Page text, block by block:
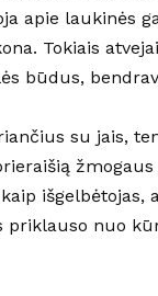
apie laukinės
Tokiais
būdus,
su jais,
išgelbėtojas,
priklauso nuo